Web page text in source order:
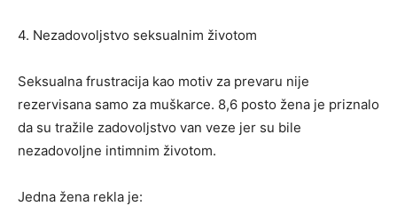
4. Nezadovoljstvo seksualnim životom
Seksualna frustracija kao motiv za prevaru nije
rezervisana samo za muškarce. 8,6 posto žena je priznalo
da su tražile zadovoljstvo van veze jer su bile
nezadovoljne intimnim životom.
Jedna žena rekla je: